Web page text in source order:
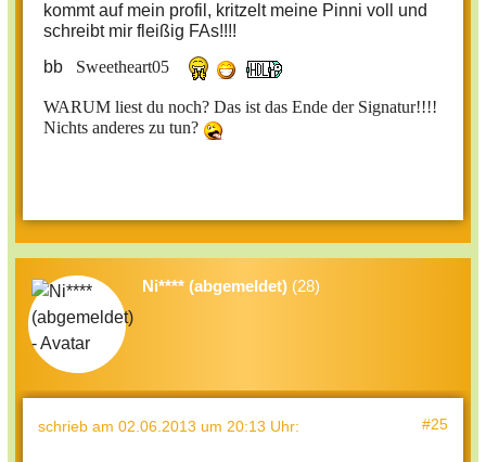
kommt auf mein profil, kritzelt meine Pinni voll und
schreibt mir fleißig FAs!!!!
bb
Sweetheart05
WARUM liest du noch? Das ist das Ende der Signatur!!!!
Nichts anderes zu tun?
Ni**** (abgemeldet) (28)
schrieb am 02.06.2013 um 20:13 Uhr: #25